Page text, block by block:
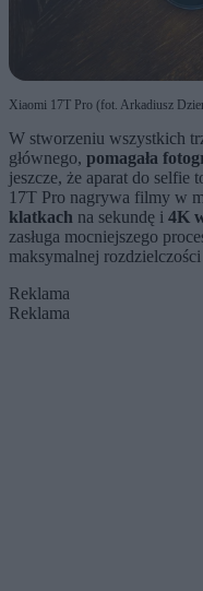
Xiaomi 17T Pro (fot. Arkadiusz
W stworzeniu wszystkich
głównego, pomagała
jeszcze, że aparat do selfie
17T Pro nagrywa filmy w
klatkach na sekundę i 4K
zasługa mocniejszego
maksymalnej rozdzielczości
Reklama
Reklama